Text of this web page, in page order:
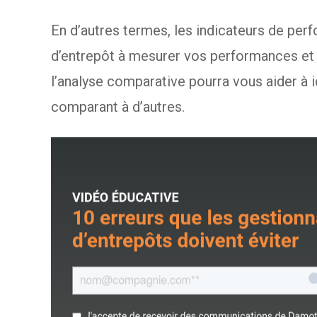
En d’autres termes, les indicateurs de
d’entrepôt à mesurer vos performances
l’analyse comparative pourra vous aider
comparant à d’autres.